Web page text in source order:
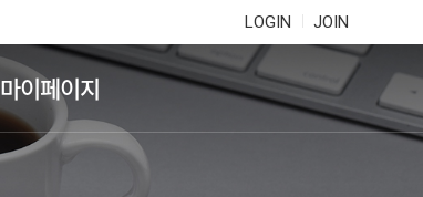
LOGIN JOIN
마이페이지